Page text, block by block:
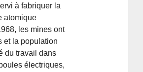
à fabriquer la
atomique
les mines ont
et la population
du travail dans
électriques,